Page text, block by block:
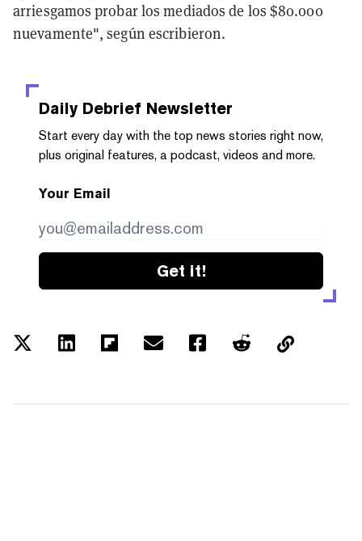
arriesgamos probar los mediados de los $80.000
nuevamente", según escribieron.
Daily Debrief Newsletter
Start every day with the top news stories right now,
plus original features, a podcast, videos and more.
Your Email
Get it!